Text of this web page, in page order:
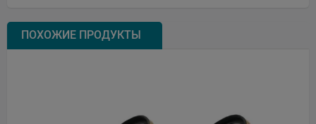
ПОХОЖИЕ ПРОДУКТЫ